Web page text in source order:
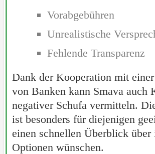
Vorabgebühren
Unrealistische
Fehlende Transparenz
Dank der Kooperation mit
von Banken kann Smava auch
negativer Schufa vermitteln.
ist besonders für diejenigen
einen schnellen Überblick über
Optionen wünschen.